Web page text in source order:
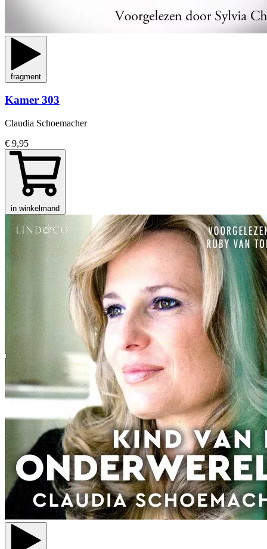
fragment
Kamer 303
Claudia Schoemacher
€ 9,95
in winkelmand